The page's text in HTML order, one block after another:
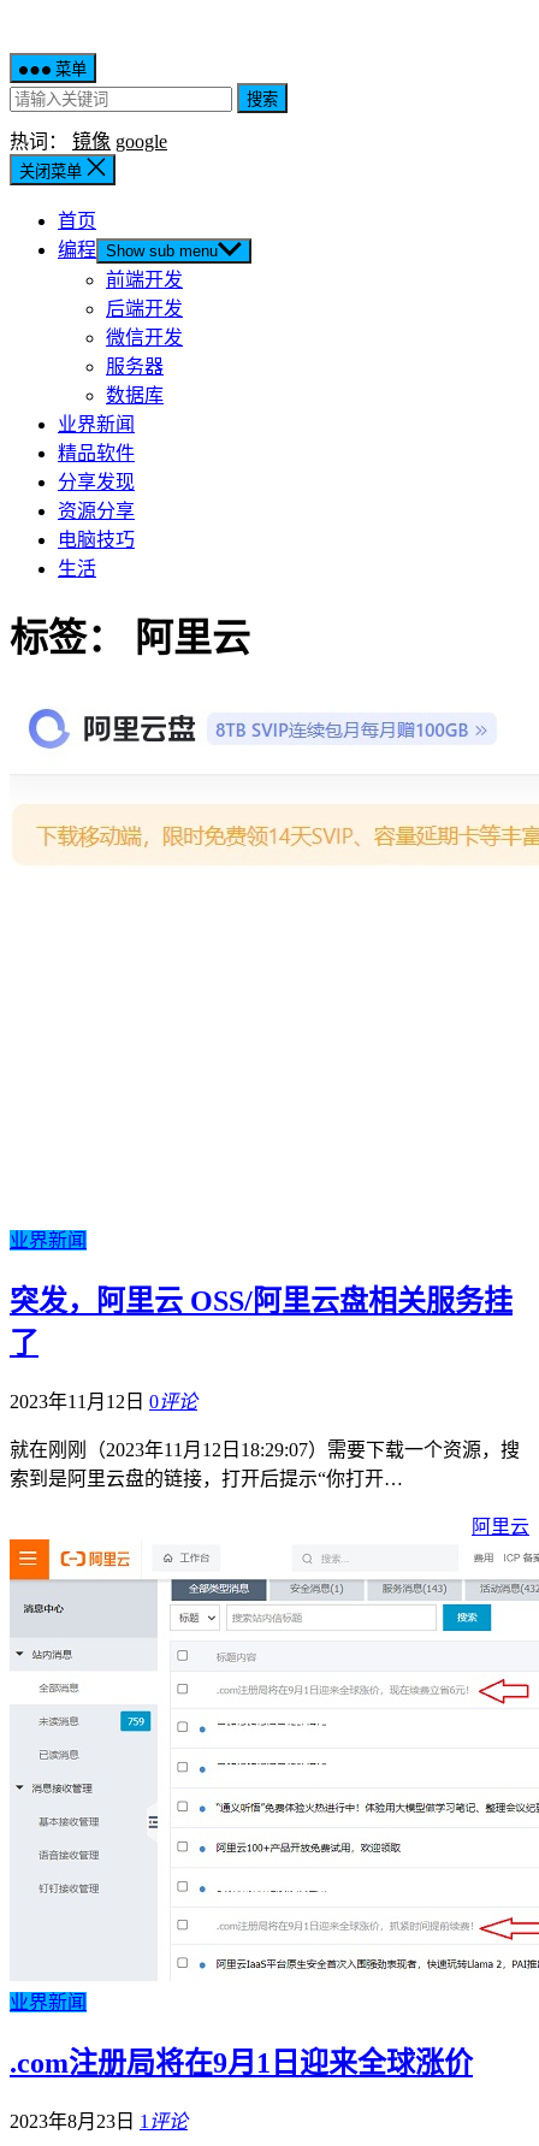
菜单
搜索
热词： 镜像 google
关闭菜单
首页
编程 Show sub menu
前端开发
后端开发
微信开发
服务器
数据库
业界新闻
精品软件
分享发现
资源分享
电脑技巧
生活
标签： 阿里云
业界新闻
突发，阿里云 OSS/阿里云盘相关服务挂
了
2023年11月12日 0评论
就在刚刚（2023年11月12日18:29:07）需要下载一个资源，搜
索到是阿里云盘的链接，打开后提示“你打开…
阿里云
业界新闻
.com注册局将在9月1日迎来全球涨价
2023年8月23日 1 评论